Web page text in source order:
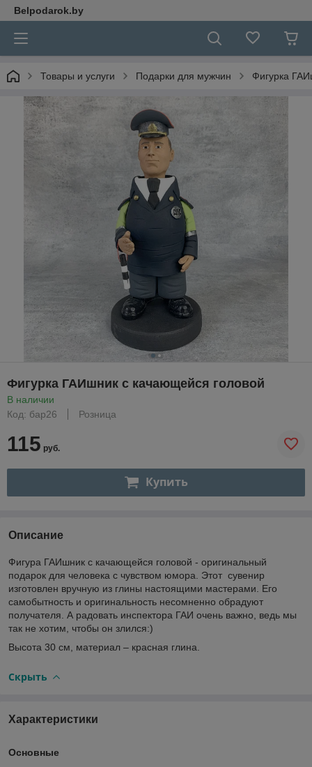
Belpodarok.by
Товары и услуги Подарки для мужчин Фигурка
Фигурка ГАИшник с качающейся головой
В наличии
Код: бар26
Розница
115 руб.
Купить
Описание
Фигура ГАИшник с качающейся головой - оригинальный
подарок для человека с чувством юмора. Этот сувенир
изготовлен вручную из глины настоящими мастерами. Его
самобытность и оригинальность несомненно обрадуют
получателя. А радовать инспектора ГАИ очень важно, ведь мы
так не хотим, чтобы он злился:)
Высота 30 см, материал – красная глина.
Скрыть
Характеристики
Основные